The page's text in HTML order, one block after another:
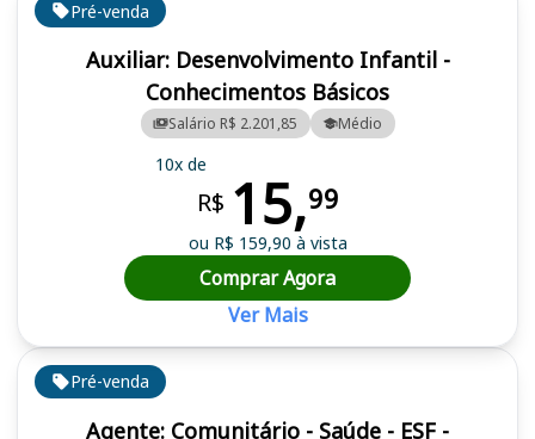
Pré-venda
Agente: Comunitário - Saúde - ESF -
Pré-venda
Auxiliar: Desenvolvimento Infantil -
Conhecimentos Básicos
Salário R$ 2.201,85 Médio
10x de
R$ 15,99
ou R$ 159,90 à vista
Comprar Agora
Ver Mais